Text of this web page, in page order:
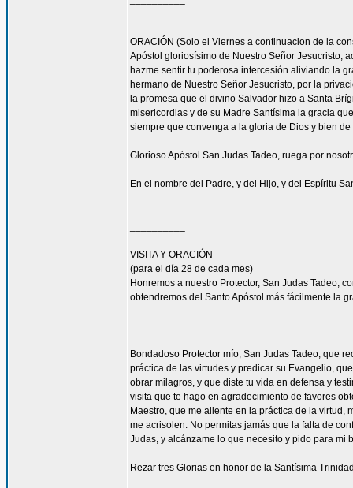
ORACIÓN (Solo el Viernes a continuacion de la
Apóstol gloriosísimo de Nuestro Señor Jesucristo,
hazme sentir tu poderosa intercesión aliviando la
hermano de Nuestro Señor Jesucristo, por la
la promesa que el divino Salvador hizo a Santa
misericordias y de su Madre Santísima la gracia
siempre que convenga a la gloria de Dios y bien de
Glorioso Apóstol San Judas Tadeo, ruega por
En el nombre del Padre, y del Hijo, y del Espíritu
VISITA Y ORACIÓN
(para el día 28 de cada mes)
Honremos a nuestro Protector, San Judas Tadeo,
obtendremos del Santo Apóstol más fácilmente la
Bondadoso Protector mío, San Judas Tadeo, que
práctica de las virtudes y predicar su Evangelio,
obrar milagros, y que diste tu vida en defensa y
visita que te hago en agradecimiento de favores
Maestro, que me aliente en la práctica de la
me acrisolen. No permitas jamás que la falta de
Judas, y alcánzame lo que necesito y pido para mi
Rezar tres Glorias en honor de la Santísima